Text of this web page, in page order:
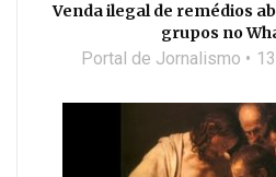
Venda ilegal de remédios
grupos no
Portal de Jornalismo